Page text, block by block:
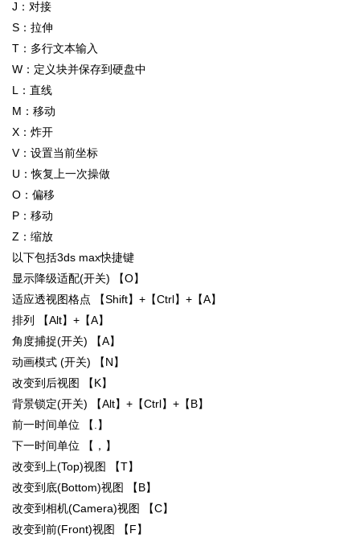
J：对接
S：拉伸
T：多行文本输入
W：定义块并保存到硬盘中
L：直线
M：移动
X：炸开
V：设置当前坐标
U：恢复上一次操做
O：偏移
P：移动
Z：缩放
以下包括3ds max快捷键
显示降级适配(开关) 【O】
适应透视图格点 【Shift】+【Ctrl】+【A】
排列 【Alt】+【A】
角度捕捉(开关) 【A】
动画模式 (开关) 【N】
改变到后视图 【K】
背景锁定(开关) 【Alt】+【Ctrl】+【B】
前一时间单位 【.】
下一时间单位 【，】
改变到上(Top)视图 【T】
改变到底(Bottom)视图 【B】
改变到相机(Camera)视图 【C】
改变到前(Front)视图 【F】